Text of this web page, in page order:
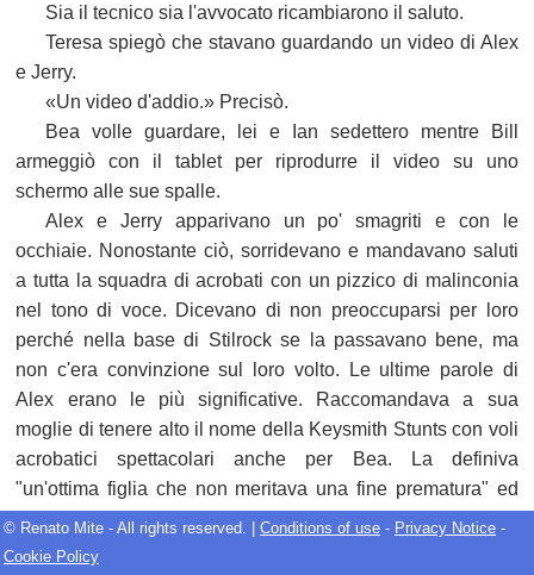
Sia il tecnico sia l'avvocato ricambiarono il saluto.
Teresa spiegò che stavano guardando un video di Alex
e Jerry.
«Un video d'addio.» Precisò.
Bea volle guardare, lei e Ian sedettero mentre Bill
armeggiò con il tablet per riprodurre il video su uno
schermo alle sue spalle.
Alex e Jerry apparivano un po' smagriti e con le
occhiaie. Nonostante ciò, sorridevano e mandavano saluti
a tutta la squadra di acrobati con un pizzico di malinconia
nel tono di voce. Dicevano di non preoccuparsi per loro
perché nella base di Stilrock se la passavano bene, ma
non c'era convinzione sul loro volto. Le ultime parole di
Alex erano le più significative. Raccomandava a sua
moglie di tenere alto il nome della Keysmith Stunts con voli
acrobatici spettacolari anche per Bea. La definiva
"un'ottima figlia che non meritava una fine prematura" ed
era convinto che lei sapesse di essere amata dai suoi
genitori "come il figliol prodigo che ritorna". Concludeva
© Renato Mite - All rights reserved. | Conditions of use - Privacy Notice -
Cookie Policy